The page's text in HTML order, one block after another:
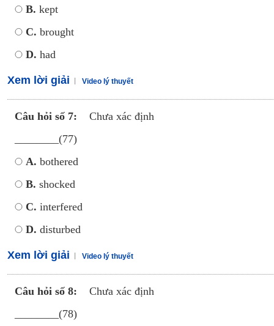
B. kept
C. brought
D. had
Xem lời giải Video lý thuyết
Câu hỏi số 7:
Chưa xác định
________(77)
A. bothered
B. shocked
C. interfered
D. disturbed
Xem lời giải Video lý thuyết
Câu hỏi số 8:
Chưa xác định
________(78)